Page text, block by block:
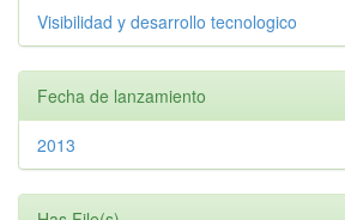
Visibilidad y desarrollo tecnologico
Fecha de lanzamiento
2013